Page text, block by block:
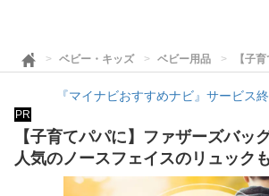
ベビー・キッズ ベビー用品 【子
『マイナビおすすめナビ』サービス
PR
【子育てパパに】ファザーズバッ
人気のノースフェイスのリュックも